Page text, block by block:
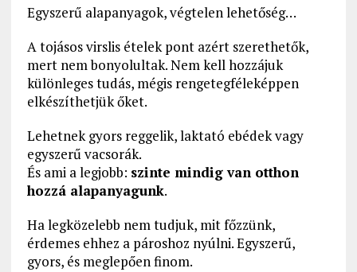
Egyszerű alapanyagok, végtelen lehetőség…
A tojásos virslis ételek pont azért szerethetők,
mert nem bonyolultak. Nem kell hozzájuk
különleges tudás, mégis rengetegféleképpen
elkészíthetjük őket.
Lehetnek gyors reggelik, laktató ebédek vagy
egyszerű vacsorák.
És ami a legjobb: szinte mindig van otthon
hozzá alapanyagunk.
Ha legközelebb nem tudjuk, mit főzzünk,
érdemes ehhez a pároshoz nyúlni. Egyszerű,
gyors, és meglepően finom.